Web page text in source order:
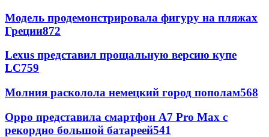
Модель продемонстрировала фигуру на пляжах
Греции872
Lexus представил прощальную версию купе
LC759
Молния расколола немецкий город пополам568
Oppo представила смартфон A7 Pro Max с
рекордно большой батареей541